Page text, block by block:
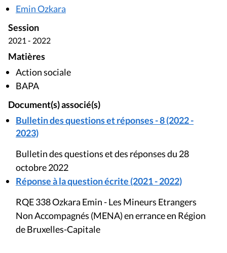
Emin Ozkara
Session
2021 - 2022
Matières
Action sociale
BAPA
Document(s) associé(s)
Bulletin des questions et réponses - 8 (2022 -
2023)
Bulletin des questions et des réponses du 28
octobre 2022
Réponse à la question écrite (2021 - 2022)
RQE 338 Ozkara Emin - Les Mineurs Etrangers
Non Accompagnés (MENA) en errance en Région
de Bruxelles-Capitale